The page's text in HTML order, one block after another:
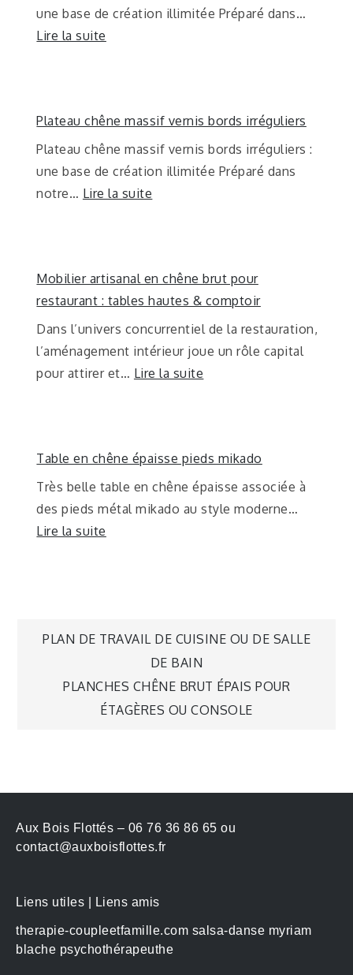
une base de création illimitée Préparé dans…
Lire la suite
Plateau chêne massif vernis bords irréguliers
Plateau chêne massif vernis bords irréguliers :
une base de création illimitée Préparé dans
notre… Lire la suite
Mobilier artisanal en chêne brut pour
restaurant : tables hautes & comptoir
Dans l’univers concurrentiel de la restauration,
l’aménagement intérieur joue un rôle capital
pour attirer et… Lire la suite
Table en chêne épaisse pieds mikado
Très belle table en chêne épaisse associée à
des pieds métal mikado au style moderne…
Lire la suite
PLAN DE TRAVAIL DE CUISINE OU DE SALLE
DE BAIN
PLANCHES CHÊNE BRUT ÉPAIS POUR
ÉTAGÈRES OU CONSOLE
Aux Bois Flottés – 06 76 36 86 65 ou
contact@auxboisflottes.fr
Liens utiles | Liens amis
therapie-coupleetfamille.com salsa-danse myriam
blache psychothérapeuthe